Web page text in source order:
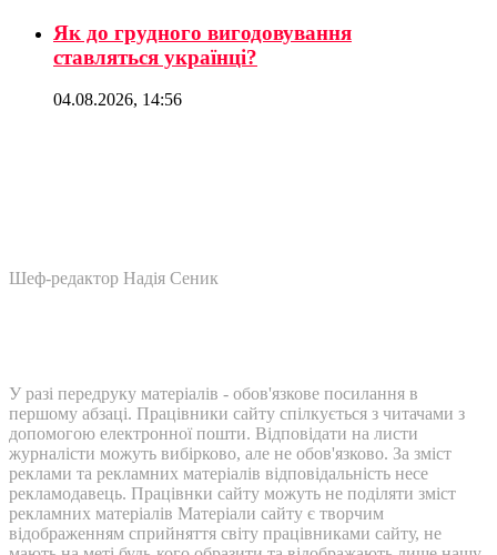
Як до грудного вигодовування
ставляться українці?
04.08.2026, 14:56
Шеф-редактор Надія Сеник
У разі передруку матеріалів - обов'язкове посилання в
першому абзаці. Працівники сайту спілкується з читачами з
допомогою електронної пошти. Відповідати на листи
журналісти можуть вибірково, але не обов'язково. За зміст
реклами та рекламних матеріалів відповідальність несе
рекламодавець. Працівнки сайту можуть не поділяти зміст
рекламних матеріалів Матеріали сайту є творчим
відображенням сприйняття світу працівниками сайту, не